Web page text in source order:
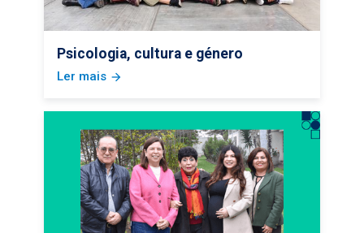
Psicologia, cultura e género
Ler mais arrow_forward